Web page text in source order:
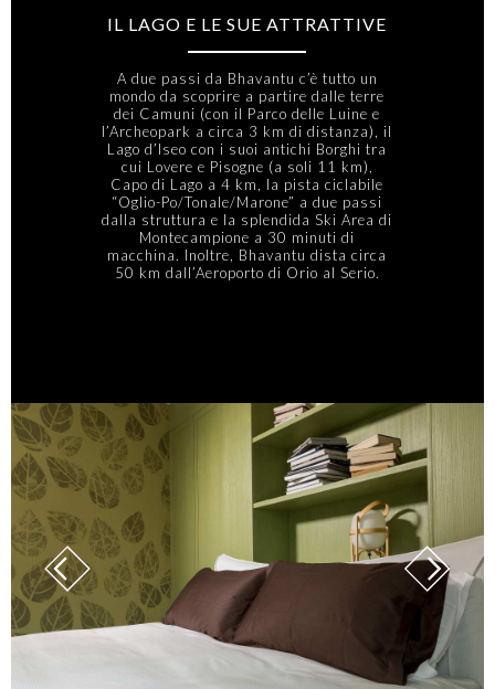
IL LAGO E LE SUE ATTRATTIVE
A due passi da Bhavantu c’è tutto un
mondo da scoprire a partire dalle terre
dei Camuni (con il Parco delle Luine e
l’Archeopark a circa 3 km di distanza), il
Lago d’Iseo con i suoi antichi Borghi tra
cui Lovere e Pisogne (a soli 11 km),
Capo di Lago a 4 km, la pista ciclabile
“Oglio-Po/Tonale/Marone” a due passi
dalla struttura e la splendida Ski Area di
Montecampione a 30 minuti di
macchina. Inoltre, Bhavantu dista circa
50 km dall’Aeroporto di Orio al Serio.
VERIFICA LA DISPONIBILITÀ
ADULTI